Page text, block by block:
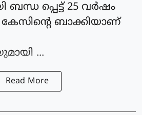
ബന്ധ പ്പെട്ട് 25 വർഷം
കേസിന്റെ ബാക്കിയാണ്
...
Read More